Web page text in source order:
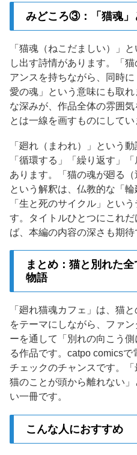
みどころ③：「猫魂」
「猫魂（ねこだましい）」
し出す詩情があります。「
アンスを持ちながら、同時
愛の魂」という意味にも取
な深みが、作品全体の雰囲気
とは一線を画すものにしてい
「廻れ（まわれ）」という
「循環する」「繰り返す」
あります。「猫の魂が廻る（
という解釈は、仏教的な「
「生と死のサイクル」とい
す。タイトルひとつにこれ
ば、本編の内容の深さも期待
まとめ：猫と別れた
物語
「廻れ猫魂カフェ」は、猫
をテーマにしながら、ファ
ーを通して「別れの向こう
る作品です。catpo comics
チェックのチャンスです。
猫のことが頭から離れない
い一冊です。
こんな人におすすめ